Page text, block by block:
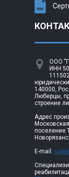
ООО
ИНН
140000,
Люберцы,
строение
Адрес
поселение
E-mail: